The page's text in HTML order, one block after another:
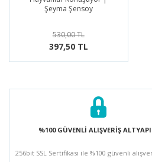
Şeyma Şensoy
530,00 TL
397,50 TL
%100 GÜVENLİ ALIŞVERİŞ
256bit SSL Sertifikası ile %100 güvenli